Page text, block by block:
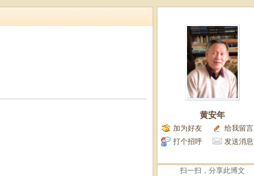
黄安年
加为好友
给我留言
打个招呼
发送消息
扫一扫，分享此博文